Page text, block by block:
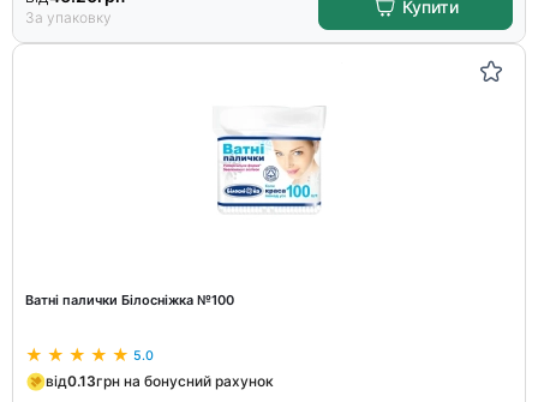
За упаковку
Купити
Ватні палички Білосніжка №100
5.0
від0.13грн на бонусний рахунок